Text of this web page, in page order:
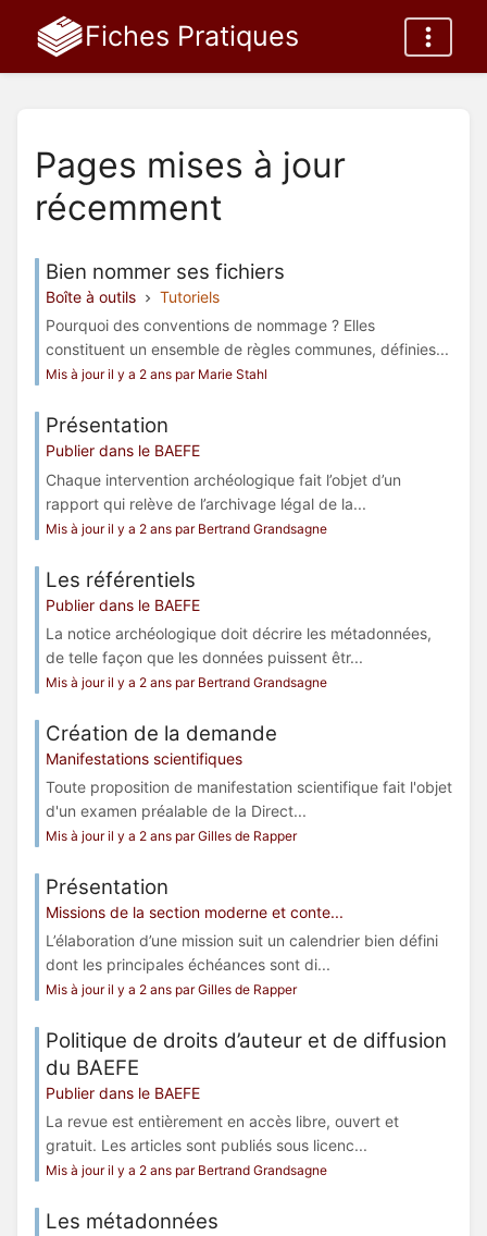
Fiches Pratiques
Pages mises à jour
récemment
Bien nommer ses fichiers
Boîte à outils
Tutoriels
Pourquoi des conventions de nommage ? Elles
constituent un ensemble de règles communes, définies...
Mis à jour il y a 2 ans par Marie Stahl
Présentation
Publier dans le BAEFE
Chaque intervention archéologique fait l’objet d’un
rapport qui relève de l’archivage légal de la...
Mis à jour il y a 2 ans par Bertrand Grandsagne
Les référentiels
Publier dans le BAEFE
La notice archéologique doit décrire les métadonnées,
de telle façon que les données puissent êtr...
Mis à jour il y a 2 ans par Bertrand Grandsagne
Création de la demande
Manifestations scientifiques
Toute proposition de manifestation scientifique fait l'objet
d'un examen préalable de la Direct...
Mis à jour il y a 2 ans par Gilles de Rapper
Présentation
Missions de la section moderne et conte...
L’élaboration d’une mission suit un calendrier bien défini
dont les principales échéances sont di...
Mis à jour il y a 2 ans par Gilles de Rapper
Politique de droits d’auteur et de diffusion
du BAEFE
Publier dans le BAEFE
La revue est entièrement en accès libre, ouvert et
gratuit. Les articles sont publiés sous licenc...
Mis à jour il y a 2 ans par Bertrand Grandsagne
Les métadonnées